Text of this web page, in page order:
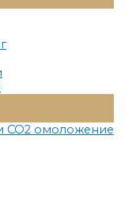
СО2 омоложение